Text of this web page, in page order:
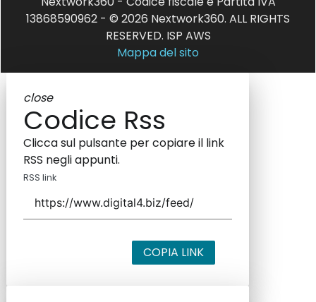
13868590962 - © 2026 Nextwork360. ALL RIGHTS
RESERVED. ISP AWS
Mappa del sito
close
Codice Rss
Clicca sul pulsante per copiare il link
RSS negli appunti.
RSS link
COPIA LINK